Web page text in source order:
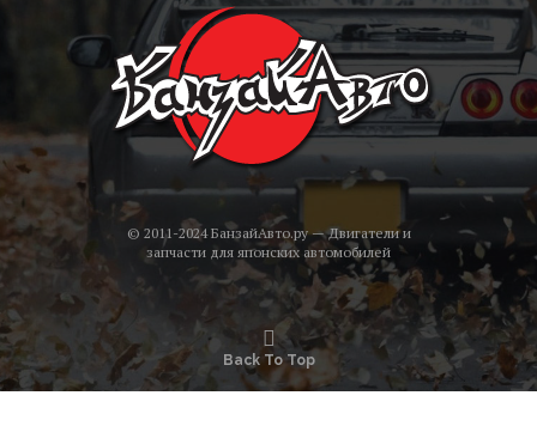
© 2011-2024 БанзайАвто.ру — Двигатели и
запчасти для японских автомобилей
Back To Top